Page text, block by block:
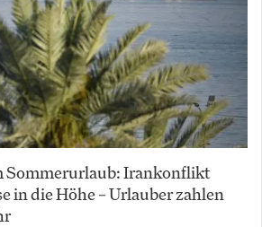
Sommerurlaub: Irankonflikt
in die Höhe – Urlauber zahlen